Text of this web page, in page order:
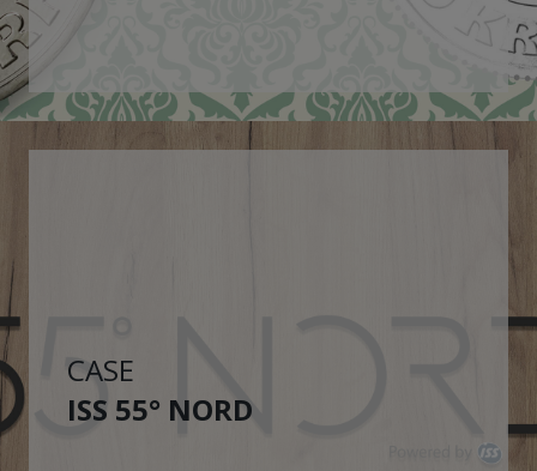
CASE
ISS 55° NORD